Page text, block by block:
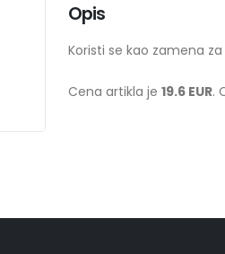
Opis
Koristi se kao zamena
Cena artikla je 19.6 EUR.